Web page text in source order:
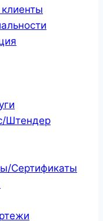
Штендер
Сертификаты